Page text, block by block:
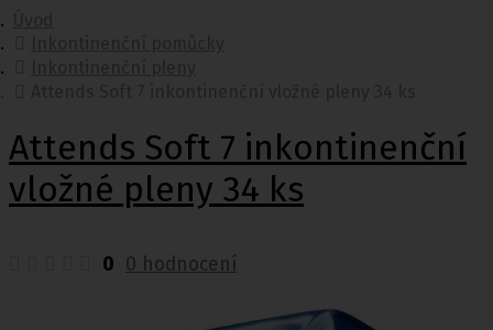
Attends Soft 7 inkontinenční
vložné pleny 34 ks
0 0 hodnocení